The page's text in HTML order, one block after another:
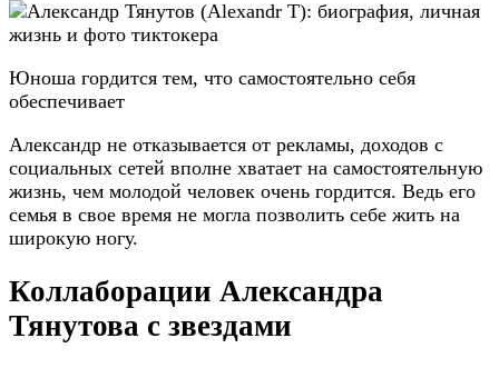
Юноша гордится тем, что самостоятельно себя
обеспечивает
Александр не отказывается от рекламы, доходов с
социальных сетей вполне хватает на самостоятельную
жизнь, чем молодой человек очень гордится. Ведь его
семья в свое время не могла позволить себе жить на
широкую ногу.
Коллаборации Александра
Тянутова с звездами